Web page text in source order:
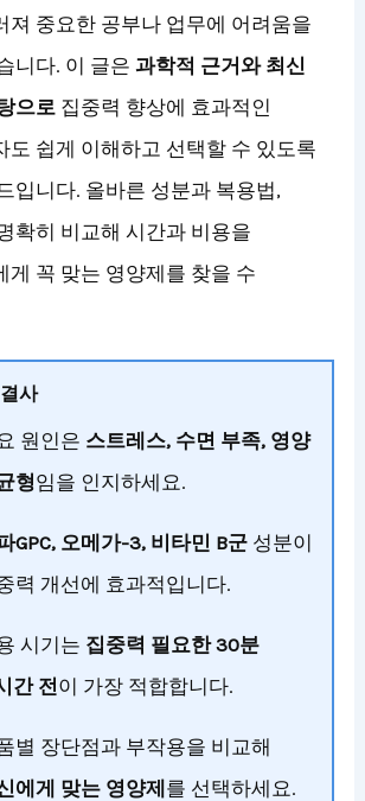
져 중요한 공부나 업무에 어려움을
니다. 이 글은과학적 근거와 최신
으로 집중력 향상에 효과적인
도 쉽게 이해하고 선택할 수 있도록
입니다. 올바른 성분과 복용법,
확히 비교해 시간과 비용을
게 꼭 맞는 영양제를 찾을 수
사
원인은 스트레스, 수면 부족, 영양
형임을 인지하세요.
GPC, 오메가-3, 비타민 B군 성분이
력 개선에 효과적입니다.
시기는 집중력 필요한 30분
간 전이 가장 적합합니다.
별 장단점과 부작용을 비교해
에게 맞는 영양제 를 선택하세요.